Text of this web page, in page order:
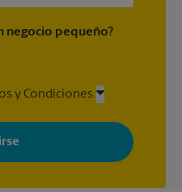
negocio pequeño?
y Condiciones
electrónicos de The UPS
promociones y mensajes
darse de baja en cualquier
consulte nuestra política de